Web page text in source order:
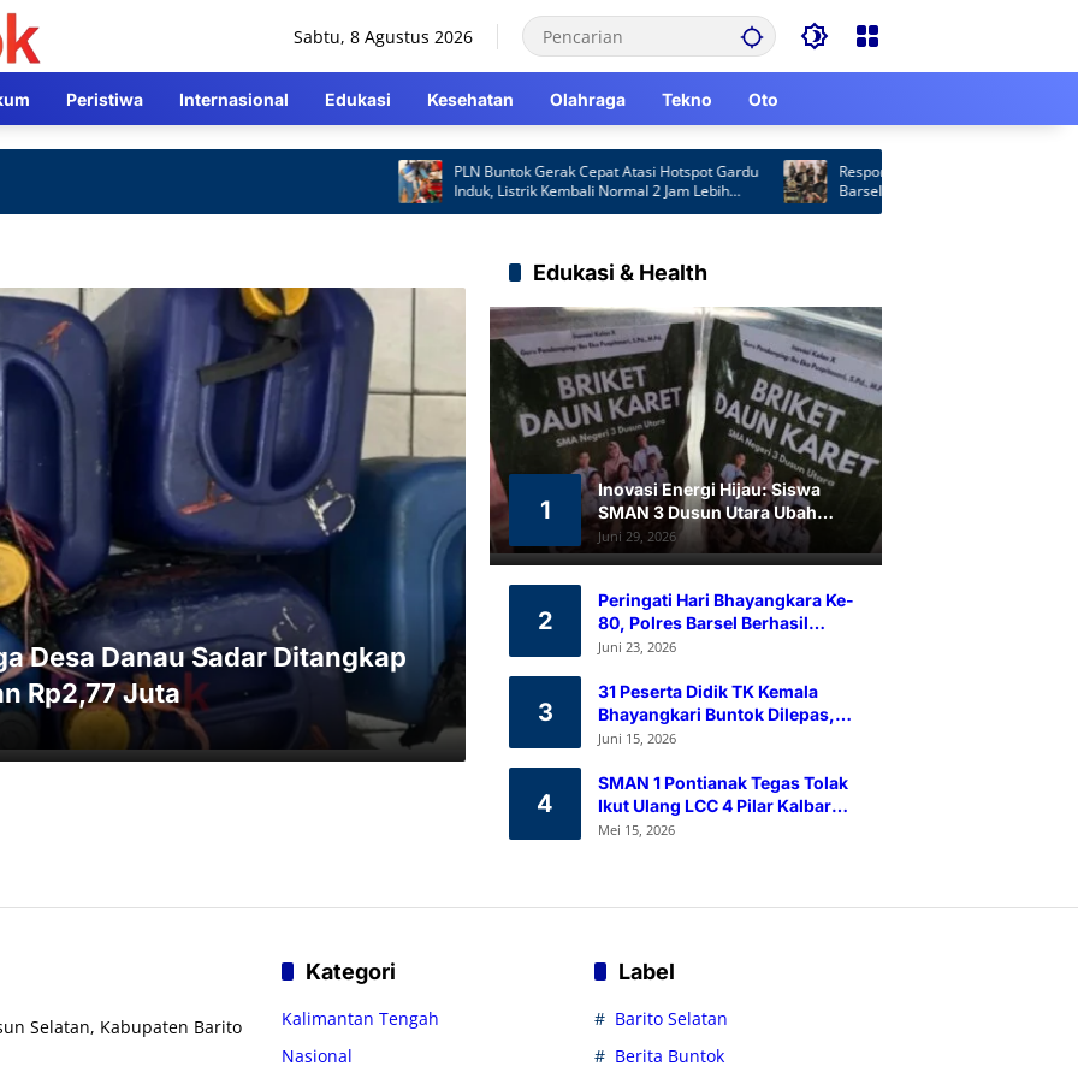
Sabtu, 8 Agustus 2026
Peristiwa Internasional Edukasi Kesehatan Olahraga Tekno Oto
PLN Buntok Gerak Cepat Atasi Hotspot Gardu
Induk, Listrik Kembali Normal 2 Jam Lebih
Cepat
Respons Laporan Masyarakat, Satpol PP
Barsel Patroli Malam Cegah Balap Liar
Knalpot Brong
Desa Danau Sadar Ditangkap
Rp2,77 Juta
Edukasi & Health
1
Inovasi Energi Hijau: Siswa
SMAN 3 Dusun Utara Ubah
Limbah Daun Karet Jadi Briket
Ramah Lingkungan
Juni 29, 2026
2
Peringati Hari Bhayangkara Ke-
80, Polres Barsel Berhasil
Himpun 80 Kantong Darah
Juni 23, 2026
3
31 Peserta Didik TK Kemala
Bhayangkari Buntok Dilepas,
Kapolres Barsel Tekankan
Juni 15, 2026
4
SMAN 1 Pontianak Tegas Tolak
Ikut Ulang LCC 4 Pilar Kalbar
2026
Mei 15, 2026
Selatan, Kabupaten Barito
Kategori
Kalimantan Tengah
Nasional
Label
Barito Selatan
Berita Buntok